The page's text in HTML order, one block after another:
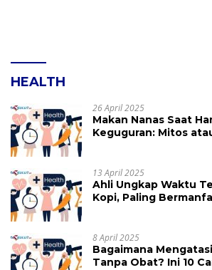
HEALTH
26 April 2025
Makan Nanas Saat
Keguguran: Mitos
13 April 2025
Ahli Ungkap Waktu
Kopi, Paling
8 April 2025
Bagaimana
Tanpa Obat? Ini 10